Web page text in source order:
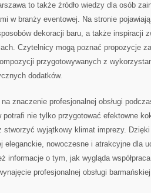
to także źródło wiedzy dla osób
w branży eventowej. Na stronie
dekoracji baru, a także inspiracji
Czytelnicy mogą poznać propozycje
przygotowywanych z
dodatków.
znaczenie profesjonalnej obsługi
potrafi nie tylko przygotować efektowne
stworzyć wyjątkowy klimat imprezy.
eleganckie, nowoczesne i atrakcyjne dla
informacje o tym, jak wygląda
profesjonalnej obsługi